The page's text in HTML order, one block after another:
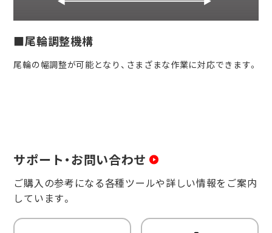
■尾輪調整機構
尾輪の幅調整が可能となり、さまざまな作業に対応できます。
サポート・お問い合わせ
ご購入の参考になる各種ツールや詳しい情報をご案内
しています。